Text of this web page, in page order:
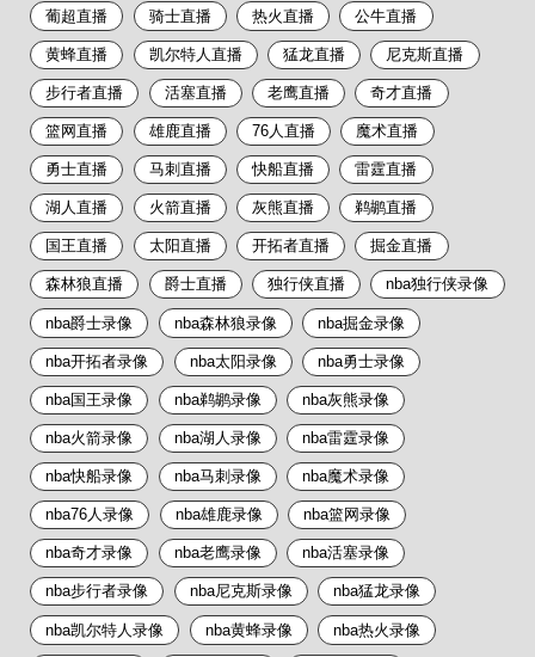
葡超直播 骑士直播 热火直播 公牛直播
黄蜂直播 凯尔特人直播 猛龙直播 尼克斯直播
步行者直播 活塞直播 老鹰直播 奇才直播
篮网直播 雄鹿直播 76人直播 魔术直播
勇士直播 马刺直播 快船直播 雷霆直播
湖人直播 火箭直播 灰熊直播 鹈鹕直播
国王直播 太阳直播 开拓者直播 掘金直播
森林狼直播 爵士直播 独行侠直播 nba独行侠录像
nba爵士录像 nba森林狼录像 nba掘金录像
nba开拓者录像 nba太阳录像 nba勇士录像
nba国王录像 nba鹈鹕录像 nba灰熊录像
nba火箭录像 nba湖人录像 nba雷霆录像
nba快船录像 nba马刺录像 nba魔术录像
nba76人录像 nba雄鹿录像 nba篮网录像
nba奇才录像 nba老鹰录像 nba活塞录像
nba步行者录像 nba尼克斯录像 nba猛龙录像
nba凯尔特人录像 nba黄蜂录像 nba热火录像